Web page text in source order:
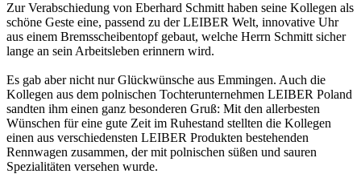
Zur Verabschiedung von Eberhard Schmitt haben seine Kollegen als
schöne Geste eine, passend zu der LEIBER Welt, innovative Uhr
aus einem Bremsscheibentopf gebaut, welche Herrn Schmitt sicher
lange an sein Arbeitsleben erinnern wird.
Es gab aber nicht nur Glückwünsche aus Emmingen. Auch die
Kollegen aus dem polnischen Tochterunternehmen LEIBER Poland
sandten ihm einen ganz besonderen Gruß: Mit den allerbesten
Wünschen für eine gute Zeit im Ruhestand stellten die Kollegen
einen aus verschiedensten LEIBER Produkten bestehenden
Rennwagen zusammen, der mit polnischen süßen und sauren
Spezialitäten versehen wurde.